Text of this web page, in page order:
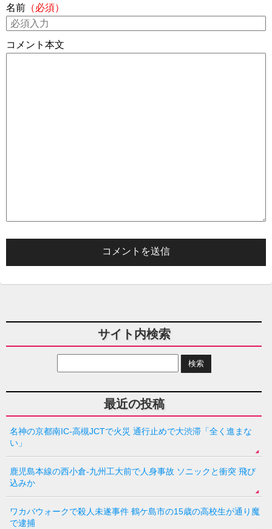
名前 （必須）
コメント本文
サイト内検索
最近の投稿
名神の京都南IC-高槻JCTで火災 通行止めで大渋滞「全く進まな
い」
鹿児島本線の西小倉-九州工大前で人身事故 ソニックと衝突 飛び
込みか
ワカバウォークで殺人未遂事件 鶴ケ島市の15歳の高校生が通り魔
で逮捕